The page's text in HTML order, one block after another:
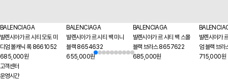
BALENCIAGA
발렌시아가 르 시티 모토 미
디엄 볼캐닉 록 8661052
685,000원
BALENCIAGA
발렌시아가 르 시티 백 미니
블랙 8654632
655,000원
BALENCIAGA
발렌시아가 르 시티 백 스몰
블랙 브라스 8657622
685,000원
발렌시아가
엄 블랙 브
715,000원
고객센터
운영시간